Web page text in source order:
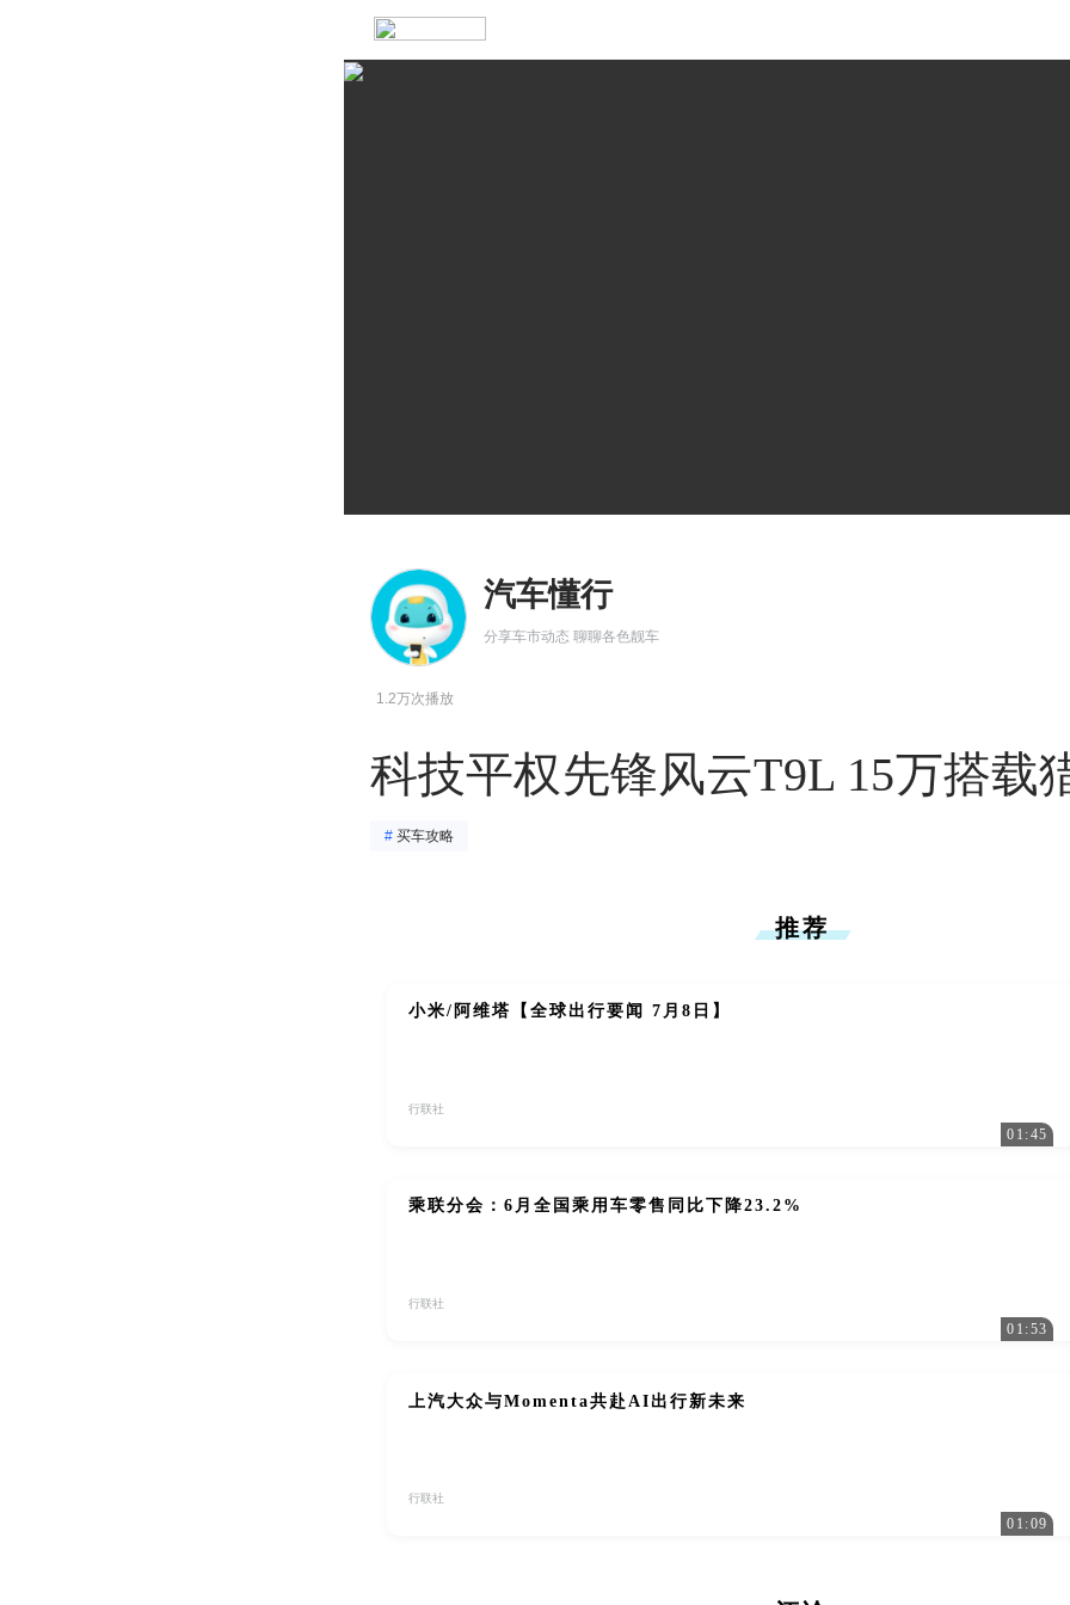
汽车懂行
分享车市动态 聊聊各色靓车
1.2万次播放
科技平权先锋风云T9L 15万搭载
# 买车攻略
推荐
小米/阿维塔【全球出行要闻 7月8日】
行联社
01:45
乘联分会：6月全国乘用车零售同比下降23.2%
行联社
01:53
上汽大众与Momenta共赴AI出行新未来
行联社
01:09